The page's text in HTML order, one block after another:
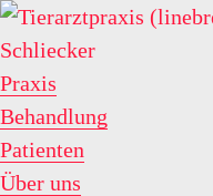
Praxis
Behandlung
Patienten
Über uns